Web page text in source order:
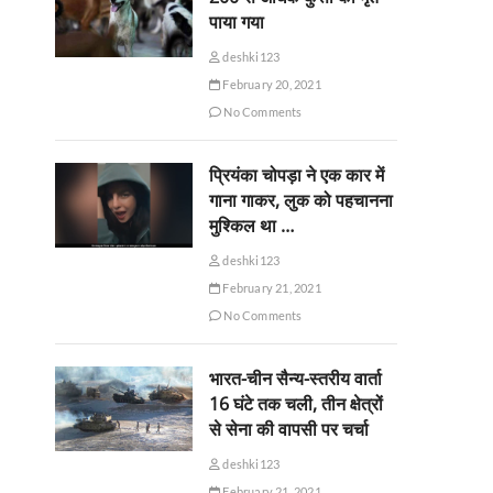
पाया गया
deshki123
February 20, 2021
No Comments
प्रियंका चोपड़ा ने एक कार में
गाना गाकर, लुक को पहचानना
मुश्किल था …
deshki123
February 21, 2021
No Comments
भारत-चीन सैन्य-स्तरीय वार्ता
16 घंटे तक चली, तीन क्षेत्रों
से सेना की वापसी पर चर्चा
deshki123